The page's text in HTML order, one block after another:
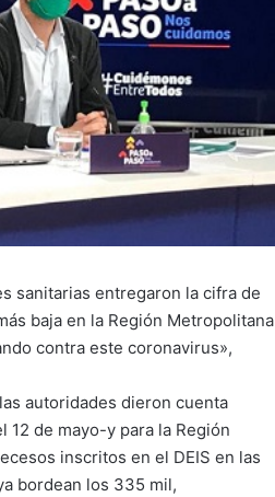
sanitarias entregaron la cifra de
baja en la Región Metropolitana
contra este coronavirus»,
autoridades dieron cuenta
de mayo-y para la Región
inscritos en el DEIS en las
bordean los 335 mil,